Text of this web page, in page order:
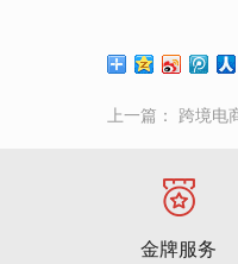
上一篇： 跨境电
金牌服务